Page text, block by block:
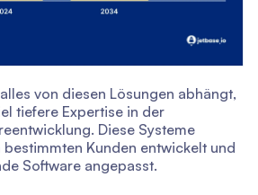
von diesen Lösungen abhängt,
tiefere Expertise in der
Diese Systeme
Kunden entwickelt und
Software angepasst.